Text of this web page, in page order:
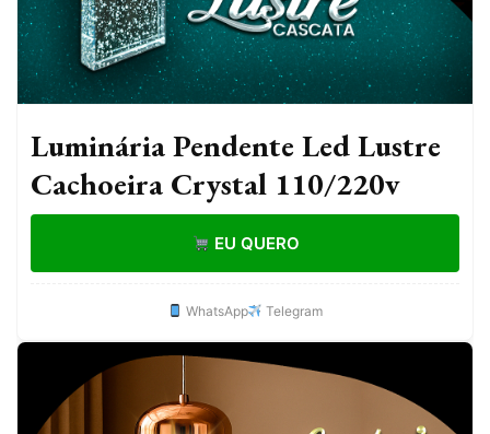
Luminária Pendente Led Lustre
Cachoeira Crystal 110/220v
EU QUERO
WhatsApp Telegram